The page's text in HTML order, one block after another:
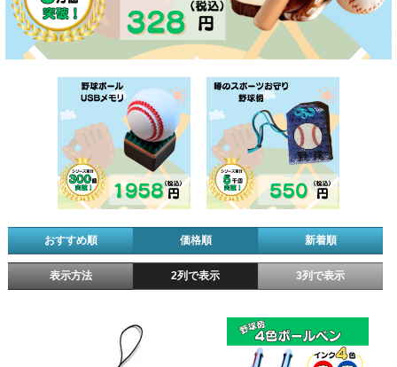
おすすめ順 価格順 新着順
表示方法 2列で表示 3列で表示